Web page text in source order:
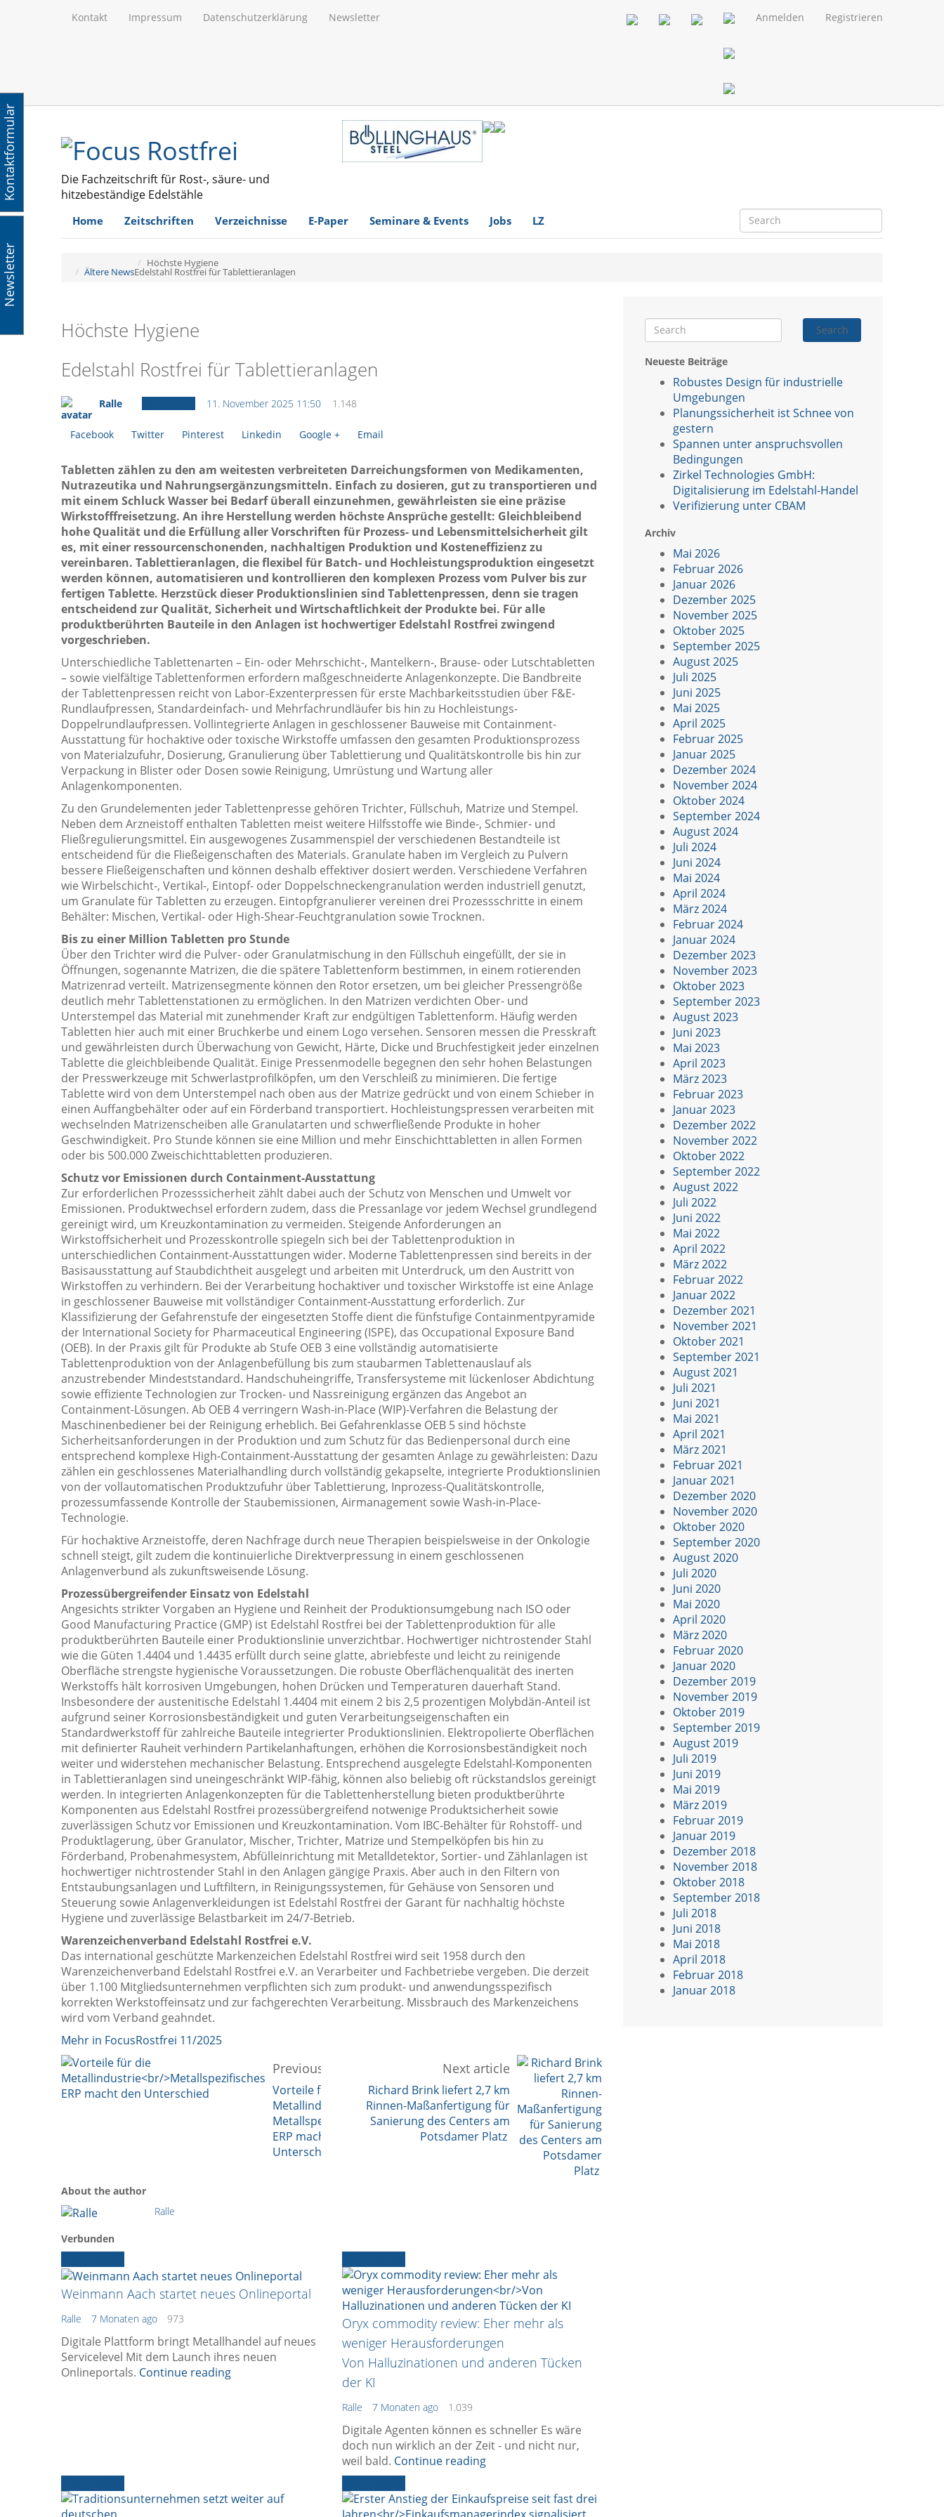
Kontakt Impressum Datenschutzerklärung Newsletter Anmelden Registrieren
Die Fachzeitschrift für Rost-, säure- und
hitzebeständige Edelstähle
Home Zeitschriften Verzeichnisse E-Paper Seminare & Events Jobs LZ
Ältere News
Höchste Hygiene
Edelstahl Rostfrei für Tablettieranlagen
Höchste Hygiene
Edelstahl Rostfrei für Tablettieranlagen
Ralle 11. November 2025 11:50 1.148
Facebook Twitter Pinterest Linkedin Google + Email
Tabletten zählen zu den am weitesten verbreiteten Darreichungsformen von Medikamenten,
Nutrazeutika und Nahrungsergänzungsmitteln. Einfach zu dosieren, gut zu transportieren und
mit einem Schluck Wasser bei Bedarf überall einzunehmen, gewährleisten sie eine präzise
Wirkstofffreisetzung. An ihre Herstellung werden höchste Ansprüche gestellt: Gleichbleibend
hohe Qualität und die Erfüllung aller Vorschriften für Prozess- und Lebensmittelsicherheit gilt
es, mit einer ressourcenschonenden, nachhaltigen Produktion und Kosteneffizienz zu
vereinbaren. Tablettieranlagen, die flexibel für Batch- und Hochleistungsproduktion eingesetzt
werden können, automatisieren und kontrollieren den komplexen Prozess vom Pulver bis zur
fertigen Tablette. Herzstück dieser Produktionslinien sind Tablettenpressen, denn sie tragen
entscheidend zur Qualität, Sicherheit und Wirtschaftlichkeit der Produkte bei. Für alle
produktberührten Bauteile in den Anlagen ist hochwertiger Edelstahl Rostfrei zwingend
vorgeschrieben.
Unterschiedliche Tablettenarten – Ein- oder Mehrschicht-, Mantelkern-, Brause- oder Lutschtabletten
– sowie vielfältige Tablettenformen erfordern maßgeschneiderte Anlagenkonzepte. Die Bandbreite
der Tablettenpressen reicht von Labor-Exzenterpressen für erste Machbarkeitsstudien über F&E-
Rundlaufpressen, Standardeinfach- und Mehrfachrundläufer bis hin zu Hochleistungs-
Doppelrundlaufpressen. Vollintegrierte Anlagen in geschlossener Bauweise mit Containment-
Ausstattung für hochaktive oder toxische Wirkstoffe umfassen den gesamten Produktionsprozess
von Materialzufuhr, Dosierung, Granulierung über Tablettierung und Qualitätskontrolle bis hin zur
Verpackung in Blister oder Dosen sowie Reinigung, Umrüstung und Wartung aller
Anlagenkomponenten.
Zu den Grundelementen jeder Tablettenpresse gehören Trichter, Füllschuh, Matrize und Stempel.
Neben dem Arzneistoff enthalten Tabletten meist weitere Hilfsstoffe wie Binde-, Schmier- und
Fließregulierungsmittel. Ein ausgewogenes Zusammenspiel der verschiedenen Bestandteile ist
entscheidend für die Fließeigenschaften des Materials. Granulate haben im Vergleich zu Pulvern
bessere Fließeigenschaften und können deshalb effektiver dosiert werden. Verschiedene Verfahren
wie Wirbelschicht-, Vertikal-, Eintopf- oder Doppelschneckengranulation werden industriell genutzt,
um Granulate für Tabletten zu erzeugen. Eintopfgranulierer vereinen drei Prozessschritte in einem
Behälter: Mischen, Vertikal- oder High-Shear-Feuchtgranulation sowie Trocknen.
Bis zu einer Million Tabletten pro Stunde
Über den Trichter wird die Pulver- oder Granulatmischung in den Füllschuh eingefüllt, der sie in
Öffnungen, sogenannte Matrizen, die die spätere Tablettenform bestimmen, in einem rotierenden
Matrizenrad verteilt. Matrizensegmente können den Rotor ersetzen, um bei gleicher Pressengröße
deutlich mehr Tablettenstationen zu ermöglichen. In den Matrizen verdichten Ober- und
Unterstempel das Material mit zunehmender Kraft zur endgültigen Tablettenform. Häufig werden
Tabletten hier auch mit einer Bruchkerbe und einem Logo versehen. Sensoren messen die Presskraft
und gewährleisten durch Überwachung von Gewicht, Härte, Dicke und Bruchfestigkeit jeder einzelnen
Tablette die gleichbleibende Qualität. Einige Pressenmodelle begegnen den sehr hohen Belastungen
der Presswerkzeuge mit Schwerlastprofilköpfen, um den Verschleiß zu minimieren. Die fertige
Tablette wird von dem Unterstempel nach oben aus der Matrize gedrückt und von einem Schieber in
einen Auffangbehälter oder auf ein Förderband transportiert. Hochleistungspressen verarbeiten mit
wechselnden Matrizenscheiben alle Granulatarten und schwerfließende Produkte in hoher
Geschwindigkeit. Pro Stunde können sie eine Million und mehr Einschichttabletten in allen Formen
oder bis 500.000 Zweischichttabletten produzieren.
Schutz vor Emissionen durch Containment-Ausstattung
Zur erforderlichen Prozesssicherheit zählt dabei auch der Schutz von Menschen und Umwelt vor
Emissionen. Produktwechsel erfordern zudem, dass die Pressanlage vor jedem Wechsel grundlegend
gereinigt wird, um Kreuzkontamination zu vermeiden. Steigende Anforderungen an
Wirkstoffsicherheit und Prozesskontrolle spiegeln sich bei der Tablettenproduktion in
unterschiedlichen Containment-Ausstattungen wider. Moderne Tablettenpressen sind bereits in der
Basisausstattung auf Staubdichtheit ausgelegt und arbeiten mit Unterdruck, um den Austritt von
Wirkstoffen zu verhindern. Bei der Verarbeitung hochaktiver und toxischer Wirkstoffe ist eine Anlage
in geschlossener Bauweise mit vollständiger Containment-Ausstattung erforderlich. Zur
Klassifizierung der Gefahrenstufe der eingesetzten Stoffe dient die fünfstufige Containmentpyramide
der International Society for Pharmaceutical Engineering (ISPE), das Occupational Exposure Band
(OEB). In der Praxis gilt für Produkte ab Stufe OEB 3 eine vollständig automatisierte
Tablettenproduktion von der Anlagenbefüllung bis zum staubarmen Tablettenauslauf als
anzustrebender Mindeststandard. Handschuheingriffe, Transfersysteme mit lückenloser Abdichtung
sowie effiziente Technologien zur Trocken- und Nassreinigung ergänzen das Angebot an
Containment-Lösungen. Ab OEB 4 verringern Wash-in-Place (WIP)-Verfahren die Belastung der
Maschinenbediener bei der Reinigung erheblich. Bei Gefahrenklasse OEB 5 sind höchste
Sicherheitsanforderungen in der Produktion und zum Schutz für das Bedienpersonal durch eine
entsprechend komplexe High-Containment-Ausstattung der gesamten Anlage zu gewährleisten: Dazu
zählen ein geschlossenes Materialhandling durch vollständig gekapselte, integrierte Produktionslinien
von der vollautomatischen Produktzufuhr über Tablettierung, Inprozess-Qualitätskontrolle,
prozessumfassende Kontrolle der Staubemissionen, Airmanagement sowie Wash-in-Place-
Technologie.
Für hochaktive Arzneistoffe, deren Nachfrage durch neue Therapien beispielsweise in der Onkologie
schnell steigt, gilt zudem die kontinuierliche Direktverpressung in einem geschlossenen
Anlagenverbund als zukunftsweisende Lösung.
Prozessübergreifender Einsatz von Edelstahl
Angesichts strikter Vorgaben an Hygiene und Reinheit der Produktionsumgebung nach ISO oder
Good Manufacturing Practice (GMP) ist Edelstahl Rostfrei bei der Tablettenproduktion für alle
produktberührten Bauteile einer Produktionslinie unverzichtbar. Hochwertiger nichtrostender Stahl
wie die Güten 1.4404 und 1.4435 erfüllt durch seine glatte, abriebfeste und leicht zu reinigende
Oberfläche strengste hygienische Voraussetzungen. Die robuste Oberflächenqualität des inerten
Werkstoffs hält korrosiven Umgebungen, hohen Drücken und Temperaturen dauerhaft Stand.
Insbesondere der austenitische Edelstahl 1.4404 mit einem 2 bis 2,5 prozentigen Molybdän-Anteil ist
aufgrund seiner Korrosionsbeständigkeit und guten Verarbeitungseigenschaften ein
Standardwerkstoff für zahlreiche Bauteile integrierter Produktionslinien. Elektropolierte Oberflächen
mit definierter Rauheit verhindern Partikelanhaftungen, erhöhen die Korrosionsbeständigkeit noch
weiter und widerstehen mechanischer Belastung. Entsprechend ausgelegte Edelstahl-Komponenten
in Tablettieranlagen sind uneingeschränkt WIP-fähig, können also beliebig oft rückstandslos gereinigt
werden. In integrierten Anlagenkonzepten für die Tablettenherstellung bieten produktberührte
Komponenten aus Edelstahl Rostfrei prozessübergreifend notwenige Produktsicherheit sowie
zuverlässigen Schutz vor Emissionen und Kreuzkontamination. Vom IBC-Behälter für Rohstoff- und
Produktlagerung, über Granulator, Mischer, Trichter, Matrize und Stempelköpfen bis hin zu
Förderband, Probenahmesystem, Abfülleinrichtung mit Metalldetektor, Sortier- und Zählanlagen ist
hochwertiger nichtrostender Stahl in den Anlagen gängige Praxis. Aber auch in den Filtern von
Entstaubungsanlagen und Luftfiltern, in Reinigungssystemen, für Gehäuse von Sensoren und
Steuerung sowie Anlagenverkleidungen ist Edelstahl Rostfrei der Garant für nachhaltig höchste
Hygiene und zuverlässige Belastbarkeit im 24/7-Betrieb.
Warenzeichenverband Edelstahl Rostfrei e.V.
Das international geschützte Markenzeichen Edelstahl Rostfrei wird seit 1958 durch den
Warenzeichenverband Edelstahl Rostfrei e.V. an Verarbeiter und Fachbetriebe vergeben. Die derzeit
über 1.100 Mitgliedsunternehmen verpflichten sich zum produkt- und anwendungsspezifisch
korrekten Werkstoffeinsatz und zur fachgerechten Verarbeitung. Missbrauch des Markenzeichens
wird vom Verband geahndet.
Mehr in FocusRostfrei 11/2025
Previous article
Vorteile für die
Metallindustrie
Metallspezifisches
ERP macht den
Unterschied
Next article
Richard Brink liefert 2,7 km
Rinnen-Maßanfertigung für
Sanierung des Centers am
Potsdamer Platz
About the author
Ralle
Verbunden
Weinmann Aach startet neues Onlineportal
Ralle 7 Monaten ago 973
Digitale Plattform bringt Metallhandel auf neues
Servicelevel Mit dem Launch ihres neuen
Onlineportals. Continue reading
Oryx commodity review: Eher mehr als
weniger Herausforderungen
Von Halluzinationen und anderen Tücken
der KI
Ralle 7 Monaten ago 1.039
Digitale Agenten können es schneller Es wäre
doch nun wirklich an der Zeit - und nicht nur,
weil bald. Continue reading
Search
Neueste Beiträge
Robustes Design für industrielle
Umgebungen
Planungssicherheit ist Schnee von
gestern
Spannen unter anspruchsvollen
Bedingungen
Zirkel Technologies GmbH:
Digitalisierung im Edelstahl-Handel
Verifizierung unter CBAM
Archiv
Mai 2026
Februar 2026
Januar 2026
Dezember 2025
November 2025
Oktober 2025
September 2025
August 2025
Juli 2025
Juni 2025
Mai 2025
April 2025
Februar 2025
Januar 2025
Dezember 2024
November 2024
Oktober 2024
September 2024
August 2024
Juli 2024
Juni 2024
Mai 2024
April 2024
März 2024
Februar 2024
Januar 2024
Dezember 2023
November 2023
Oktober 2023
September 2023
August 2023
Juni 2023
Mai 2023
April 2023
März 2023
Februar 2023
Januar 2023
Dezember 2022
November 2022
Oktober 2022
September 2022
August 2022
Juli 2022
Juni 2022
Mai 2022
April 2022
März 2022
Februar 2022
Januar 2022
Dezember 2021
November 2021
Oktober 2021
September 2021
August 2021
Juli 2021
Juni 2021
Mai 2021
April 2021
März 2021
Februar 2021
Januar 2021
Dezember 2020
November 2020
Oktober 2020
September 2020
August 2020
Juli 2020
Juni 2020
Mai 2020
April 2020
März 2020
Februar 2020
Januar 2020
Dezember 2019
November 2019
Oktober 2019
September 2019
August 2019
Juli 2019
Juni 2019
Mai 2019
März 2019
Februar 2019
Januar 2019
Dezember 2018
November 2018
Oktober 2018
September 2018
Juli 2018
Juni 2018
Mai 2018
April 2018
Februar 2018
Januar 2018
Newsletter
Kontaktformular